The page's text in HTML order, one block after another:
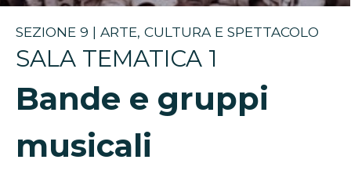
SEZIONE 9 | ARTE, CULTURA E SPETTACOLO
SALA TEMATICA 1
Bande e gruppi
musicali